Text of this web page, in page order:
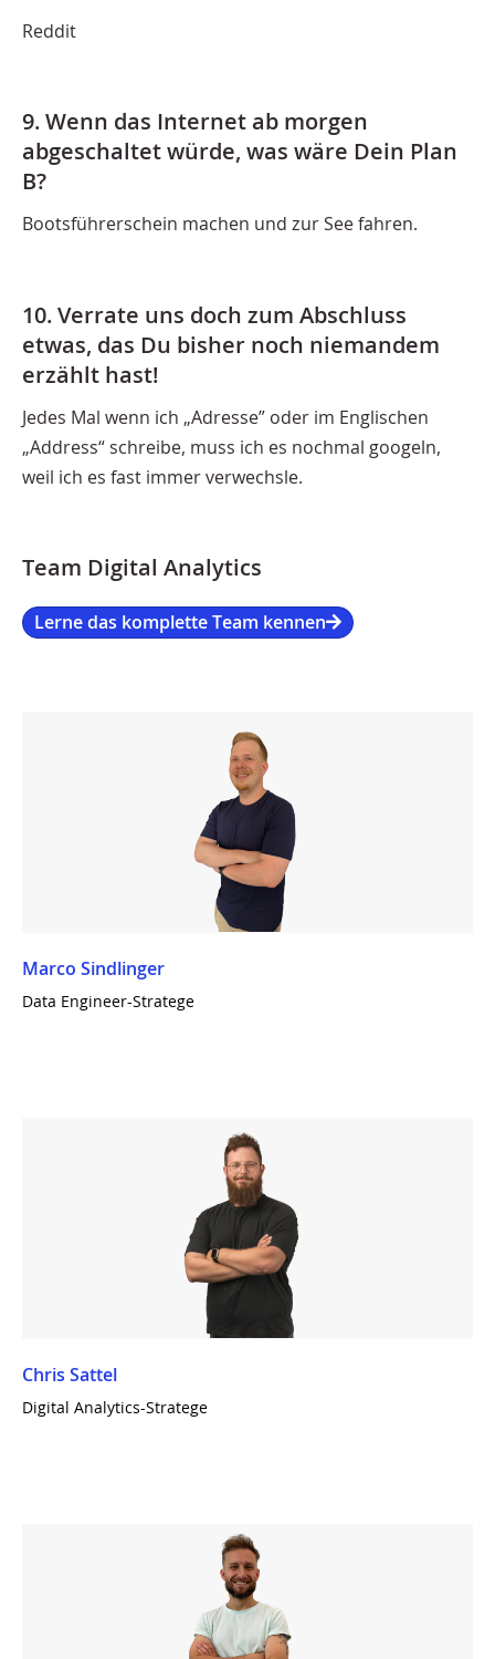
Reddit
9. Wenn das Internet ab morgen
abgeschaltet würde, was wäre Dein Plan
B?
Bootsführerschein machen und zur See fahren.
10. Verrate uns doch zum Abschluss
etwas, das Du bisher noch niemandem
erzählt hast!
Jedes Mal wenn ich „Adresse” oder im Englischen
„Address“ schreibe, muss ich es nochmal googeln,
weil ich es fast immer verwechsle.
Team Digital Analytics
Lerne das komplette Team kennen
Marco Sindlinger
Data Engineer-Stratege
Chris Sattel
Digital Analytics-Stratege